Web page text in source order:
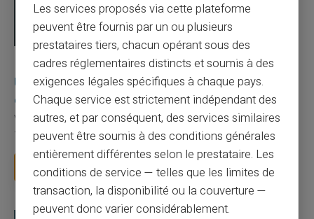
03/08/2026 Veritas Carte prépayée
Une carte bancaire gratuite sans compte, ça
existe ?
Vous avez tapé cette recherche parce que votre banque vous
facture 50 € par an pour une carte que vo...
Lire la suite
Les services proposés via cette plateforme
peuvent être fournis par un ou plusieurs
prestataires tiers, chacun opérant sous des
cadres réglementaires distincts et soumis à des
exigences légales spécifiques à chaque pays.
Chaque service est strictement indépendant des
autres, et par conséquent, des services similaires
peuvent être soumis à des conditions générales
entièrement différentes selon le prestataire. Les
conditions de service — telles que les limites de
transaction, la disponibilité ou la couverture —
peuvent donc varier considérablement.